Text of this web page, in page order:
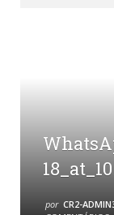
por CR2-